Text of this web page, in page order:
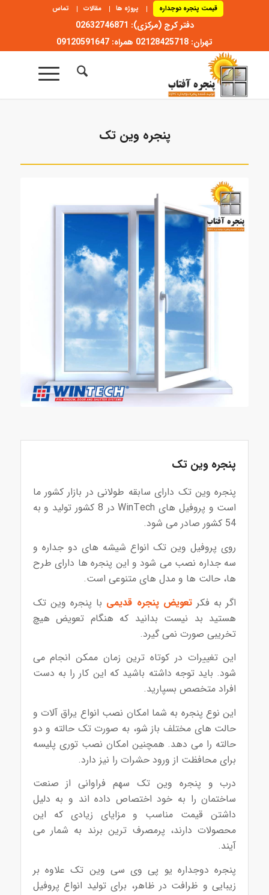
قیمت پنجره دوجداره پروژه ها مقالات تماس
دفتر کرج (مرکزی): 02632746871
تهران: 02128425718 همراه: 09120591647
پنجره وین تک
پنجره وین تک
پنجره وین تک دارای سابقه طولانی در بازار کشور ما
است و پروفیل های WinTech در 8 کشور تولید و به
54 کشور صادر می شود.
روی پروفیل وین تک انواع شیشه های دو جداره و
سه جداره نصب می شود و این پنجره ها دارای طرح
ها، حالت ها و مدل های متنوعی است.
اگر به فکرتعویض پنجره قدیمی با پنجره وین تک
هستید بد نیست بدانید که هنگام تعویض هیچ
تخریبی صورت نمی گیرد.
این تغییرات در کوتاه ترین زمان ممکن انجام می
شود. باید توجه داشته باشید که این کار را به دست
افراد متخصص بسپارید.
این نوع پنجره به شما امکان نصب انواع یراق آلات و
حالت های مختلف باز شو، به صورت تک حالته و دو
حالته را می دهد. همچنین امکان نصب توری پلیسه
برای محافظت از ورود حشرات را نیز دارد.
درب و پنجره وین تک سهم فراوانی از صنعت
ساختمان را به خود اختصاص داده اند و به دلیل
داشتن قیمت مناسب و مزایای زیادی که این
محصولات دارند، پرمصرف ترین برند به شمار می
آیند.
پنجره دوجداره یو پی وی سی وین تک علاوه بر
زیبایی و ظرافت در ظاهر، برای تولید انواع پروفیل